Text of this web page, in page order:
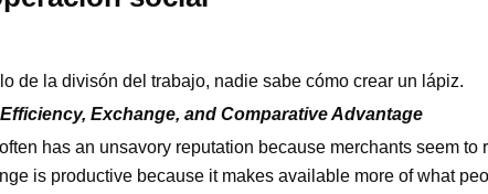
de la divisón del trabajo, nadie sabe cómo crear un lápiz.
Efficiency, Exchange, and Comparative Advantage
has an unsavory reputation because merchants seem to
is productive because it makes available more of what